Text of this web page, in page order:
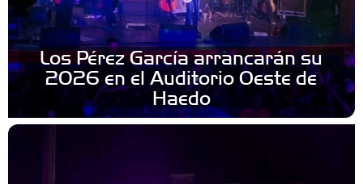
Los Pérez García arrancarán su
2026 en el Auditorio Oeste de
Haedo